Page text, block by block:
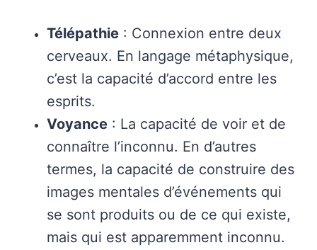
Télépathie : Connexion entre deux
cerveaux. En langage métaphysique,
c’est la capacité d’accord entre les
esprits.
Voyance : La capacité de voir et de
connaître l’inconnu. En d’autres
termes, la capacité de construire des
images mentales d’événements qui
se sont produits ou de ce qui existe,
mais qui est apparemment inconnu.